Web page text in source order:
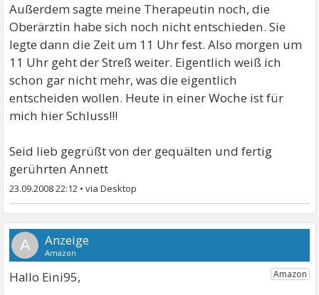
Außerdem sagte meine Therapeutin noch, die
Oberärztin habe sich noch nicht entschieden. Sie
legte dann die Zeit um 11 Uhr fest. Also morgen um
11 Uhr geht der Streß weiter. Eigentlich weiß ich
schon gar nicht mehr, was die eigentlich
entscheiden wollen. Heute in einer Woche ist für
mich hier Schluss!!!
Seid lieb gegrüßt von der gequälten und fertig
gerührten Annett
23.09.2008 22:12 •
A
Hallo Eini95,